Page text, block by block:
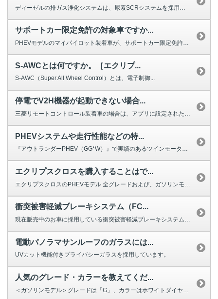
サポートカー限定免許の対象車ですか...
PHEVモデルのマイパイロット装着車が、サポートカー限定免許の対象車です。...
S-AWCとは何ですか。［エクリプ...
S-AWC（Super All Wheel Control）とは、電子制御...
停電でV2H機器が起動できない場合...
三菱リモートコントロール装着車の場合は、アプリに設定されたボタンを使って、...
PHEVシステムや走行性能などの特...
『アウトランダーPHEV（GG*W）』で実績のあるツインモーター4ＷＤ方式...
エクリプスクロスを購入することはで...
衝突被害軽減ブレーキシステム（FC...
現在販売中のお車に採用している衝突被害軽減ブレーキシステム［FCM］は、前...
電動パノラマサンルーフのガラスには...
UVカット機能付きプライバシーガラスを採用しています。
人気のグレード・カラーを教えてくだ...